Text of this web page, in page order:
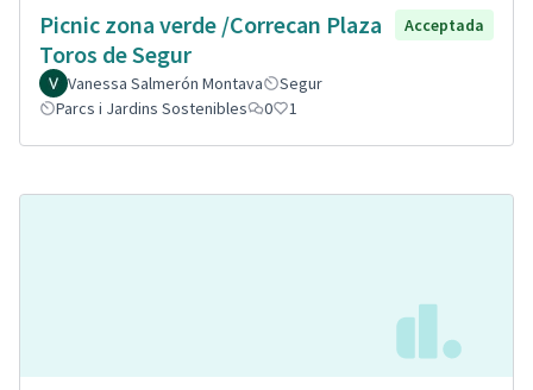
Picnic zona verde /Correcan Plaza
Toros de Segur
Acceptada
Vanessa Salmerón Montava
Segur
Parcs i Jardins Sostenibles
0 1